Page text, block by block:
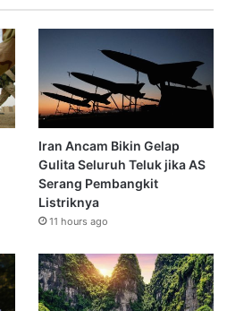
Iran Ancam Bikin Gelap
Gulita Seluruh Teluk jika AS
Serang Pembangkit
Listriknya
11 hours ago